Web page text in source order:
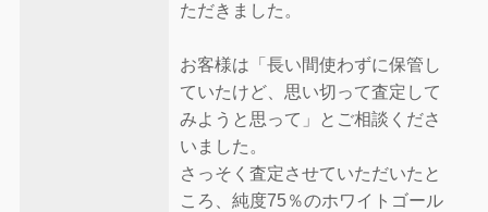
ただきました。
お客様は「長い間使わずに保管し
ていたけど、思い切って査定して
みようと思って」とご相談くださ
いました。
さっそく査定させていただいたと
ころ、純度75％のホワイトゴール